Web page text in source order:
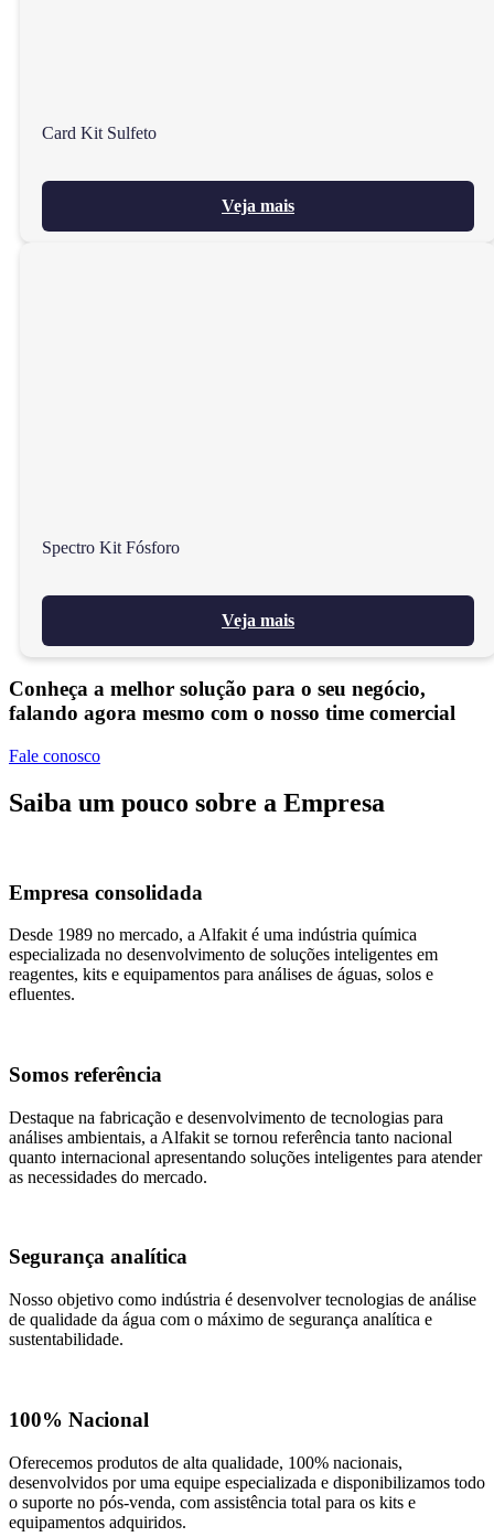
Card Kit Sulfeto
Veja mais
Spectro Kit Fósforo
Veja mais
Conheça a melhor solução para o seu negócio,
falando agora mesmo com o nosso time comercial
Fale conosco
Saiba um pouco sobre a Empresa
Empresa consolidada
Desde 1989 no mercado, a Alfakit é uma indústria química
especializada no desenvolvimento de soluções inteligentes em
reagentes, kits e equipamentos para análises de águas, solos e
efluentes.
Somos referência
Destaque na fabricação e desenvolvimento de tecnologias para
análises ambientais, a Alfakit se tornou referência tanto nacional
quanto internacional apresentando soluções inteligentes para atender
as necessidades do mercado.
Segurança analítica
Nosso objetivo como indústria é desenvolver tecnologias de análise
de qualidade da água com o máximo de segurança analítica e
sustentabilidade.
100% Nacional
Oferecemos produtos de alta qualidade, 100% nacionais,
desenvolvidos por uma equipe especializada e disponibilizamos todo
o suporte no pós-venda, com assistência total para os kits e
equipamentos adquiridos.